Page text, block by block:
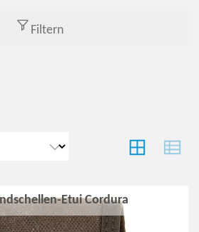
Filtern
Etui Cordura